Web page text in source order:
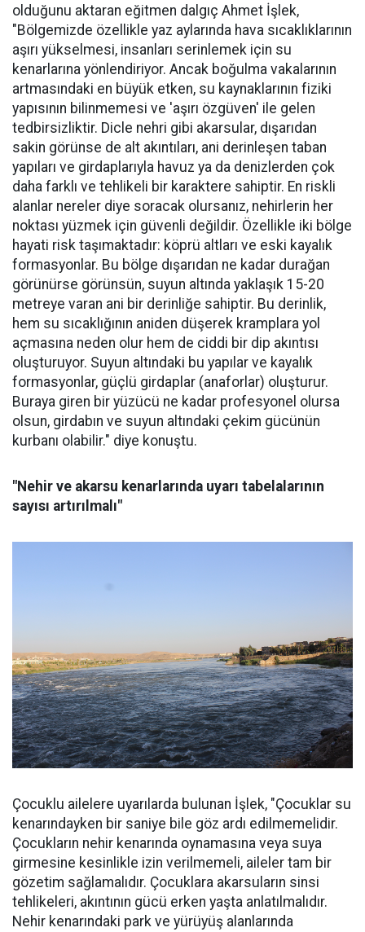
olduğunu aktaran eğitmen dalgıç Ahmet İşlek,
"Bölgemizde özellikle yaz aylarında hava sıcaklıklarının
aşırı yükselmesi, insanları serinlemek için su
kenarlarına yönlendiriyor. Ancak boğulma vakalarının
artmasındaki en büyük etken, su kaynaklarının fiziki
yapısının bilinmemesi ve 'aşırı özgüven' ile gelen
tedbirsizliktir. Dicle nehri gibi akarsular, dışarıdan
sakin görünse de alt akıntıları, ani derinleşen taban
yapıları ve girdaplarıyla havuz ya da denizlerden çok
daha farklı ve tehlikeli bir karaktere sahiptir. En riskli
alanlar nereler diye soracak olursanız, nehirlerin her
noktası yüzmek için güvenli değildir. Özellikle iki bölge
hayati risk taşımaktadır: köprü altları ve eski kayalık
formasyonlar. Bu bölge dışarıdan ne kadar durağan
görünürse görünsün, suyun altında yaklaşık 15-20
metreye varan ani bir derinliğe sahiptir. Bu derinlik,
hem su sıcaklığının aniden düşerek kramplara yol
açmasına neden olur hem de ciddi bir dip akıntısı
oluşturuyor. Suyun altındaki bu yapılar ve kayalık
formasyonlar, güçlü girdaplar (anaforlar) oluşturur.
Buraya giren bir yüzücü ne kadar profesyonel olursa
olsun, girdabın ve suyun altındaki çekim gücünün
kurbanı olabilir." diye konuştu.
"Nehir ve akarsu kenarlarında uyarı tabelalarının
sayısı artırılmalı"
Çocuklu ailelere uyarılarda bulunan İşlek, "Çocuklar su
kenarındayken bir saniye bile göz ardı edilmemelidir.
Çocukların nehir kenarında oynamasına veya suya
girmesine kesinlikle izin verilmemeli, aileler tam bir
gözetim sağlamalıdır. Çocuklara akarsuların sinsi
tehlikeleri, akıntının gücü erken yaşta anlatılmalıdır.
Nehir kenarındaki park ve yürüyüş alanlarında